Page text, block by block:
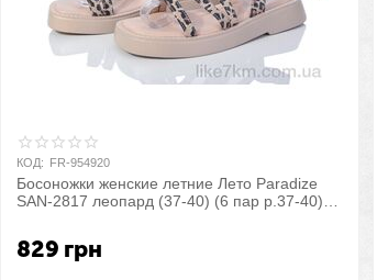
КОД: FR-954920
Босоножки женские летние Лето Paradize
SAN-2817 леопард (37-40) (6 пар р.37-40)
829 грн